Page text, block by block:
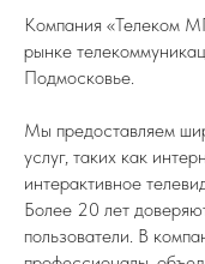
Компания «Телеком
рынке
Подмосковье.
Мы предоставляем
услуг, таких как
интерактивное
Более 20 лет
пользователи. В